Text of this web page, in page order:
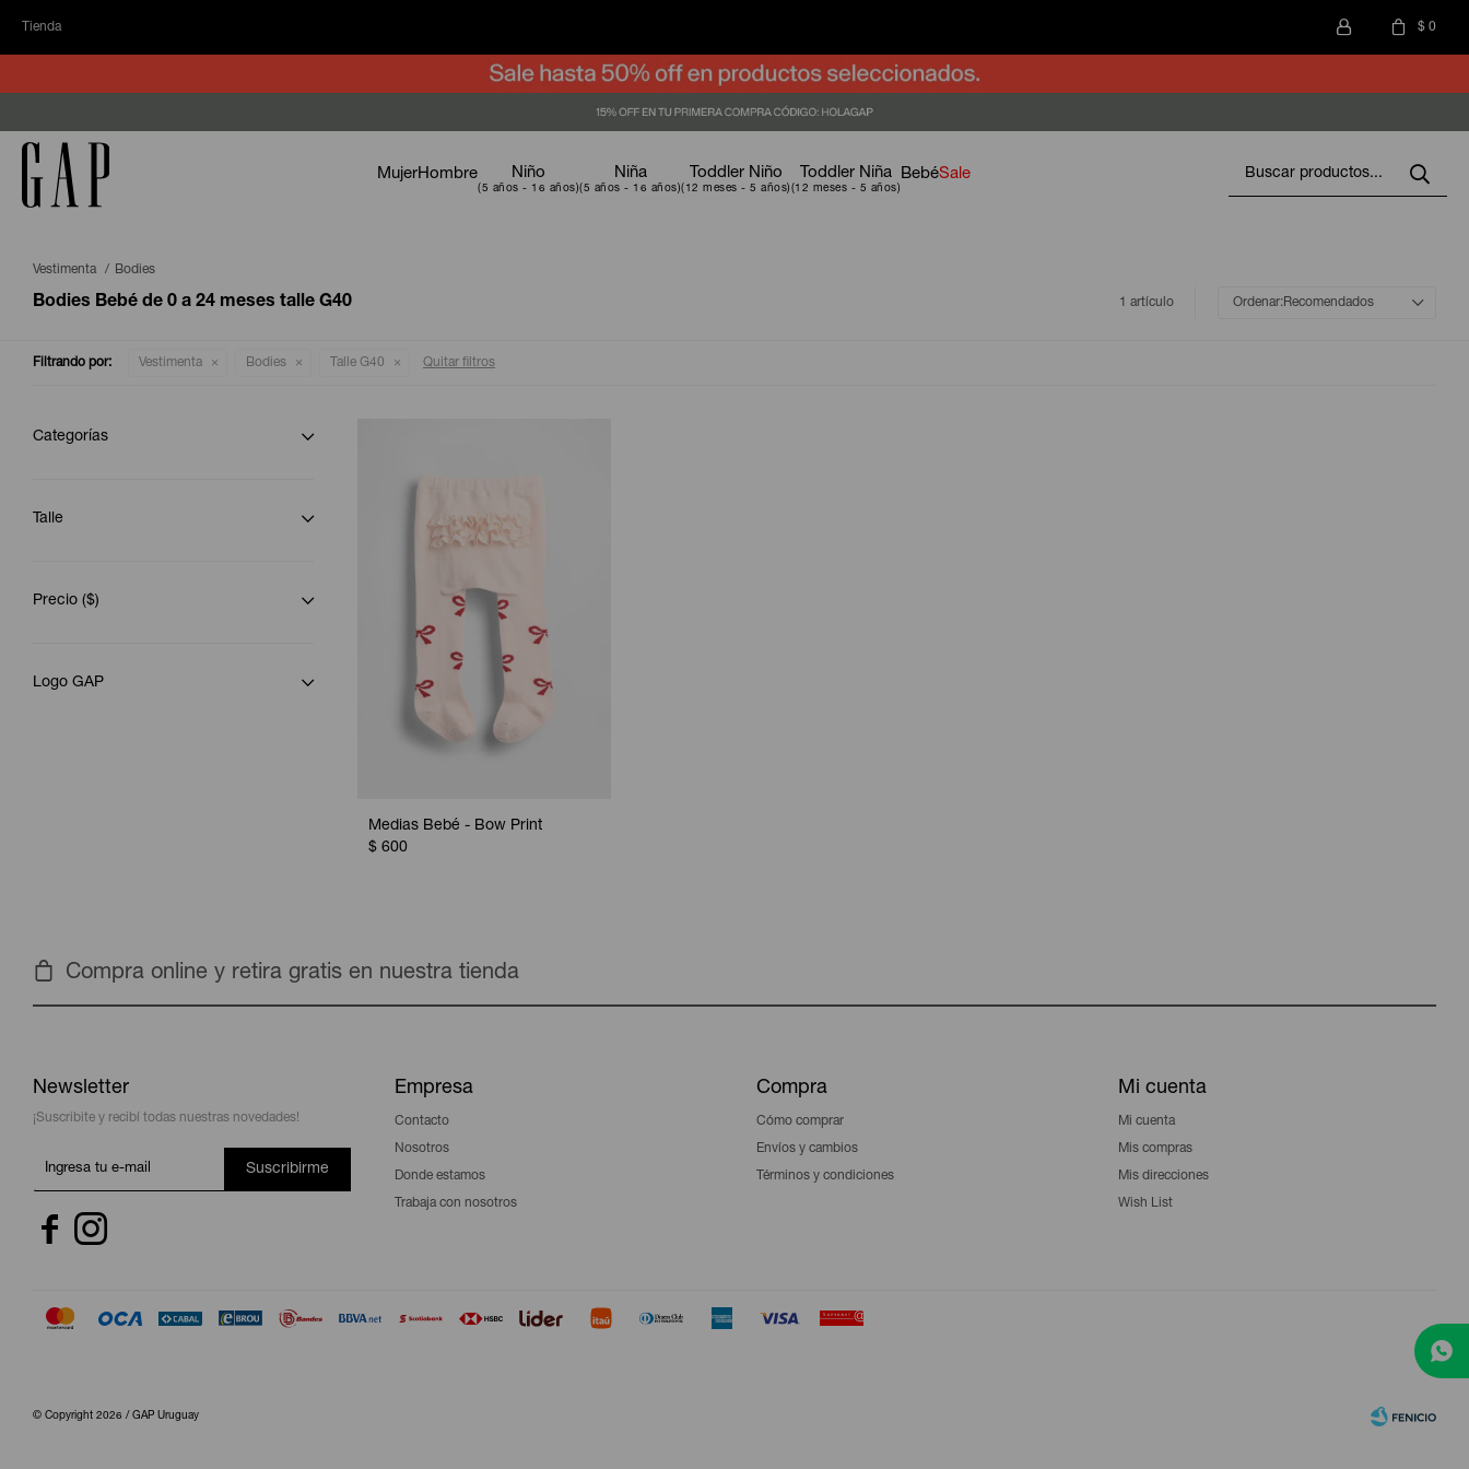
Tienda $ 0
MujerHombre Niño Niña Toddler Niño Toddler Niña BebéSale
Vestimenta Bodies
Bodies Bebé de 0 a 24 meses talle G40 1 artículo Recomendados
Filtrando por: Vestimenta Bodies Talle G40 Quitar filtros
Medias Bebé - Bow Print
$ 600
Categorías
Talle
Precio ($)
Logo GAP
Compra online y retira gratis en nuestra tienda
Newsletter
¡Suscribite y recibí todas nuestras novedades!
Suscribirme
 
Empresa
Contacto
Nosotros
Donde estamos
Trabaja con nosotros
Compra
Cómo comprar
Envíos y cambios
Términos y condiciones
Mi cuenta
Mi cuenta
Mis compras
Mis direcciones
Wish List
© Copyright 2026 / GAP Uruguay